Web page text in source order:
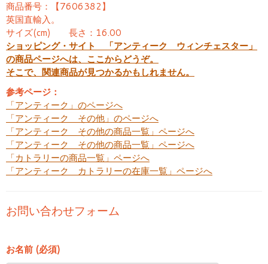
商品番号：【7606382】
英国直輸入。
サイズ(cm) 長さ：16.00
ショッピング・サイト 「アンティーク ウィンチェスター」
の商品ページへは、ここからどうぞ。
そこで、関連商品が見つかるかもしれません。
参考ページ：
「アンティーク」のページへ
「アンティーク その他」のページへ
「アンティーク その他の商品一覧」ページへ
「アンティーク その他の商品一覧」ページへ
「カトラリーの商品一覧」ページへ
「アンティーク カトラリーの在庫一覧」ページへ
お問い合わせフォーム
お名前 (必須)